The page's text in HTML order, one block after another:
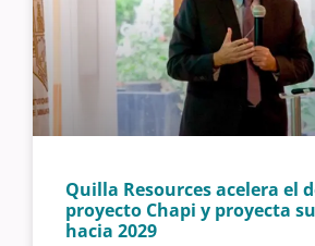
Quilla Resources acelera el
proyecto Chapi y proyecta
hacia 2029